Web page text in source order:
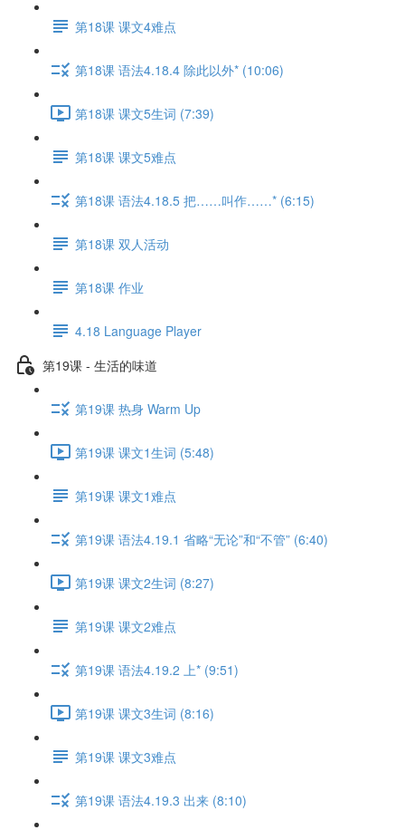
第18课 课文4难点
第18课 语法4.18.4 除此以外* (10:06)
第18课 课文5生词 (7:39)
第18课 课文5难点
第18课 语法4.18.5 把……叫作……* (6:15)
第18课 双人活动
第18课 作业
4.18 Language Player
第19课 - 生活的味道
第19课 热身 Warm Up
第19课 课文1生词 (5:48)
第19课 课文1难点
第19课 语法4.19.1 省略“无论”和“不管” (6:40)
第19课 课文2生词 (8:27)
第19课 课文2难点
第19课 语法4.19.2 上* (9:51)
第19课 课文3生词 (8:16)
第19课 课文3难点
第19课 语法4.19.3 出来 (8:10)